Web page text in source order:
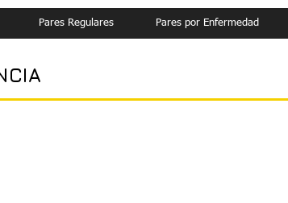
Pares Regulares Pares por Enfermedad